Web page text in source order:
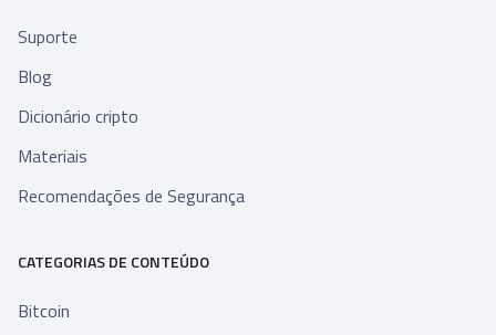
Suporte
Blog
Dicionário cripto
Materiais
Recomendações de Segurança
CATEGORIAS DE CONTEÚDO
Bitcoin